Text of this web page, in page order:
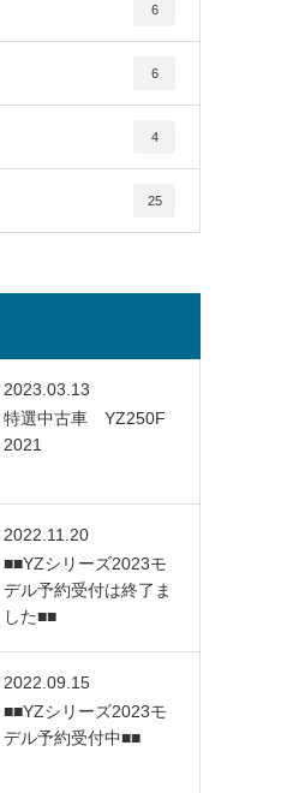
6
6
4
25
2023.03.13
特選中古車 YZ250F
2021
2022.11.20
■■YZシリーズ2023モ
デル予約受付は終了ま
した■■
2022.09.15
■■YZシリーズ2023モ
デル予約受付中■■